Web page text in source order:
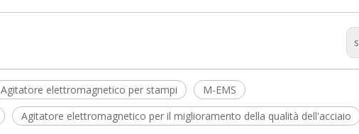
Agitatore elettromagnetico per stampi
M-EMS
Agitatore elettromagnetico per il miglioramento della qualità dell'acciaio